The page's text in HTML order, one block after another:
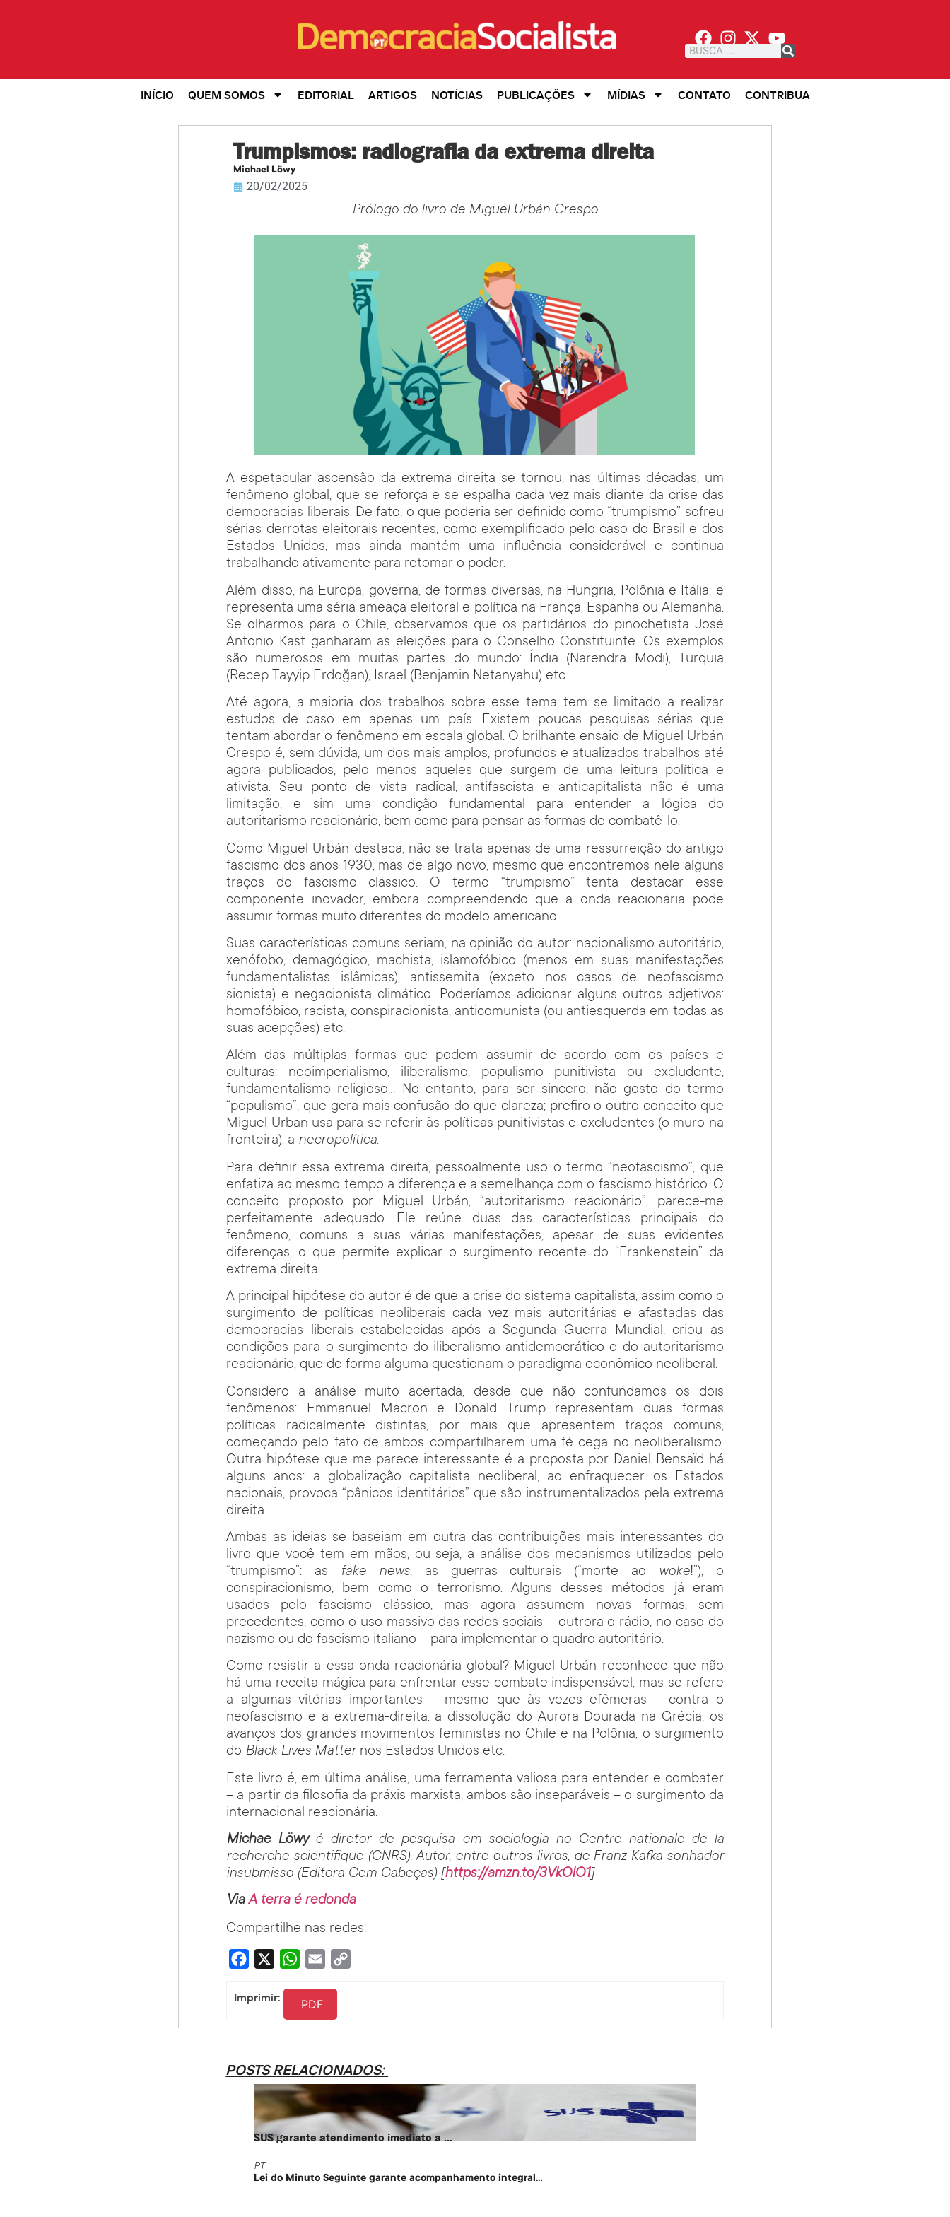
INÍCIO QUEM SOMOS EDITORIAL ARTIGOS NOTÍCIAS PUBLICAÇÕES MÍDIAS CONTATO CONTRIBUA
Trumpismos: radiografia da extrema direita
Michael Löwy
20/02/2025
Prólogo do livro de Miguel Urbán Crespo
A espetacular ascensão da extrema direita se tornou, nas últimas décadas, um
fenômeno global, que se reforça e se espalha cada vez mais diante da crise das
democracias liberais. De fato, o que poderia ser definido como “trumpismo” sofreu
sérias derrotas eleitorais recentes, como exemplificado pelo caso do Brasil e dos
Estados Unidos, mas ainda mantém uma influência considerável e continua
trabalhando ativamente para retomar o poder.
Além disso, na Europa, governa, de formas diversas, na Hungria, Polônia e Itália, e
representa uma séria ameaça eleitoral e política na França, Espanha ou Alemanha.
Se olharmos para o Chile, observamos que os partidários do pinochetista José
Antonio Kast ganharam as eleições para o Conselho Constituinte. Os exemplos
são numerosos em muitas partes do mundo: Índia (Narendra Modi), Turquia
(Recep Tayyip Erdoğan), Israel (Benjamin Netanyahu) etc.
Até agora, a maioria dos trabalhos sobre esse tema tem se limitado a realizar
estudos de caso em apenas um país. Existem poucas pesquisas sérias que
tentam abordar o fenômeno em escala global. O brilhante ensaio de Miguel Urbán
Crespo é, sem dúvida, um dos mais amplos, profundos e atualizados trabalhos até
agora publicados, pelo menos aqueles que surgem de uma leitura política e
ativista. Seu ponto de vista radical, antifascista e anticapitalista não é uma
limitação, e sim uma condição fundamental para entender a lógica do
autoritarismo reacionário, bem como para pensar as formas de combatê-lo.
Como Miguel Urbán destaca, não se trata apenas de uma ressurreição do antigo
fascismo dos anos 1930, mas de algo novo, mesmo que encontremos nele alguns
traços do fascismo clássico. O termo “trumpismo” tenta destacar esse
componente inovador, embora compreendendo que a onda reacionária pode
assumir formas muito diferentes do modelo americano.
Suas características comuns seriam, na opinião do autor: nacionalismo autoritário,
xenófobo, demagógico, machista, islamofóbico (menos em suas manifestações
fundamentalistas islâmicas), antissemita (exceto nos casos de neofascismo
sionista) e negacionista climático. Poderíamos adicionar alguns outros adjetivos:
homofóbico, racista, conspiracionista, anticomunista (ou antiesquerda em todas as
suas acepções) etc.
Além das múltiplas formas que podem assumir de acordo com os países e
culturas: neoimperialismo, iliberalismo, populismo punitivista ou excludente,
fundamentalismo religioso… No entanto, para ser sincero, não gosto do termo
“populismo”, que gera mais confusão do que clareza; prefiro o outro conceito que
Miguel Urban usa para se referir às políticas punitivistas e excludentes (o muro na
fronteira): a necropolítica.
Para definir essa extrema direita, pessoalmente uso o termo “neofascismo”, que
enfatiza ao mesmo tempo a diferença e a semelhança com o fascismo histórico. O
conceito proposto por Miguel Urbán, “autoritarismo reacionário”, parece-me
perfeitamente adequado. Ele reúne duas das características principais do
fenômeno, comuns a suas várias manifestações, apesar de suas evidentes
diferenças, o que permite explicar o surgimento recente do “Frankenstein” da
extrema direita.
A principal hipótese do autor é de que a crise do sistema capitalista, assim como o
surgimento de políticas neoliberais cada vez mais autoritárias e afastadas das
democracias liberais estabelecidas após a Segunda Guerra Mundial, criou as
condições para o surgimento do iliberalismo antidemocrático e do autoritarismo
reacionário, que de forma alguma questionam o paradigma econômico neoliberal.
Considero a análise muito acertada, desde que não confundamos os dois
fenômenos: Emmanuel Macron e Donald Trump representam duas formas
políticas radicalmente distintas, por mais que apresentem traços comuns,
começando pelo fato de ambos compartilharem uma fé cega no neoliberalismo.
Outra hipótese que me parece interessante é a proposta por Daniel Bensaïd há
alguns anos: a globalização capitalista neoliberal, ao enfraquecer os Estados
nacionais, provoca “pânicos identitários” que são instrumentalizados pela extrema
direita.
Ambas as ideias se baseiam em outra das contribuições mais interessantes do
livro que você tem em mãos, ou seja, a análise dos mecanismos utilizados pelo
“trumpismo”: as fake news, as guerras culturais (“morte ao woke!”), o
conspiracionismo, bem como o terrorismo. Alguns desses métodos já eram
usados pelo fascismo clássico, mas agora assumem novas formas, sem
precedentes, como o uso massivo das redes sociais – outrora o rádio, no caso do
nazismo ou do fascismo italiano – para implementar o quadro autoritário.
Como resistir a essa onda reacionária global? Miguel Urbán reconhece que não
há uma receita mágica para enfrentar esse combate indispensável, mas se refere
a algumas vitórias importantes – mesmo que às vezes efêmeras – contra o
neofascismo e a extrema-direita: a dissolução do Aurora Dourada na Grécia, os
avanços dos grandes movimentos feministas no Chile e na Polônia, o surgimento
do Black Lives Matternos Estados Unidos etc.
Este livro é, em última análise, uma ferramenta valiosa para entender e combater
– a partir da filosofia da práxis marxista, ambos são inseparáveis – o surgimento da
internacional reacionária.
Michae Löwyé diretor de pesquisa em sociologia no Centre nationale de la
recherche scientifique (CNRS). Autor, entre outros livros, de Franz Kafka sonhador
insubmisso (Editora Cem Cabeças) [https://amzn.to/3VkOlO1]
ViaA terra é redonda
Compartilhe nas redes:
Facebook WhatsApp
Email
Imprimir: PDF
POSTS RELACIONADOS:
SUS garante atendimento imediato a ...
PT
Lei do Minuto Seguinte garante acompanhamento integral...